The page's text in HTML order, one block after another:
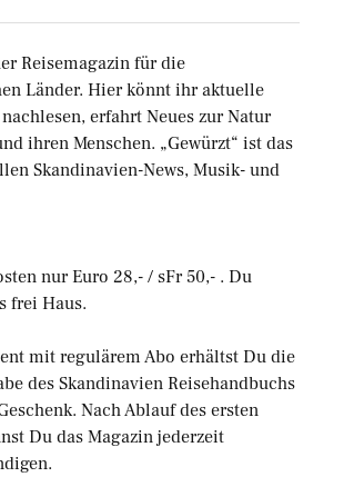
Reisemagazin für die
Länder. Hier könnt ihr aktuelle
erfahrt Neues zur Natur
ihren Menschen. „Gewürzt“ ist das
Skandinavien-News, Musik- und
nur Euro 28,- / sFr 50,- . Du
frei Haus.
mit regulärem Abo erhältst Du die
des Skandinavien Reisehandbuchs
Nach Ablauf des ersten
Du das Magazin jederzeit